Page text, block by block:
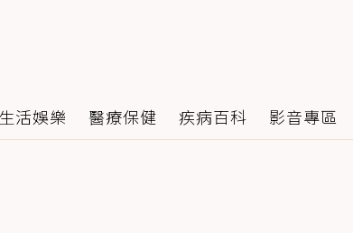
生活娛樂 醫療保健 疾病百科 影音專區